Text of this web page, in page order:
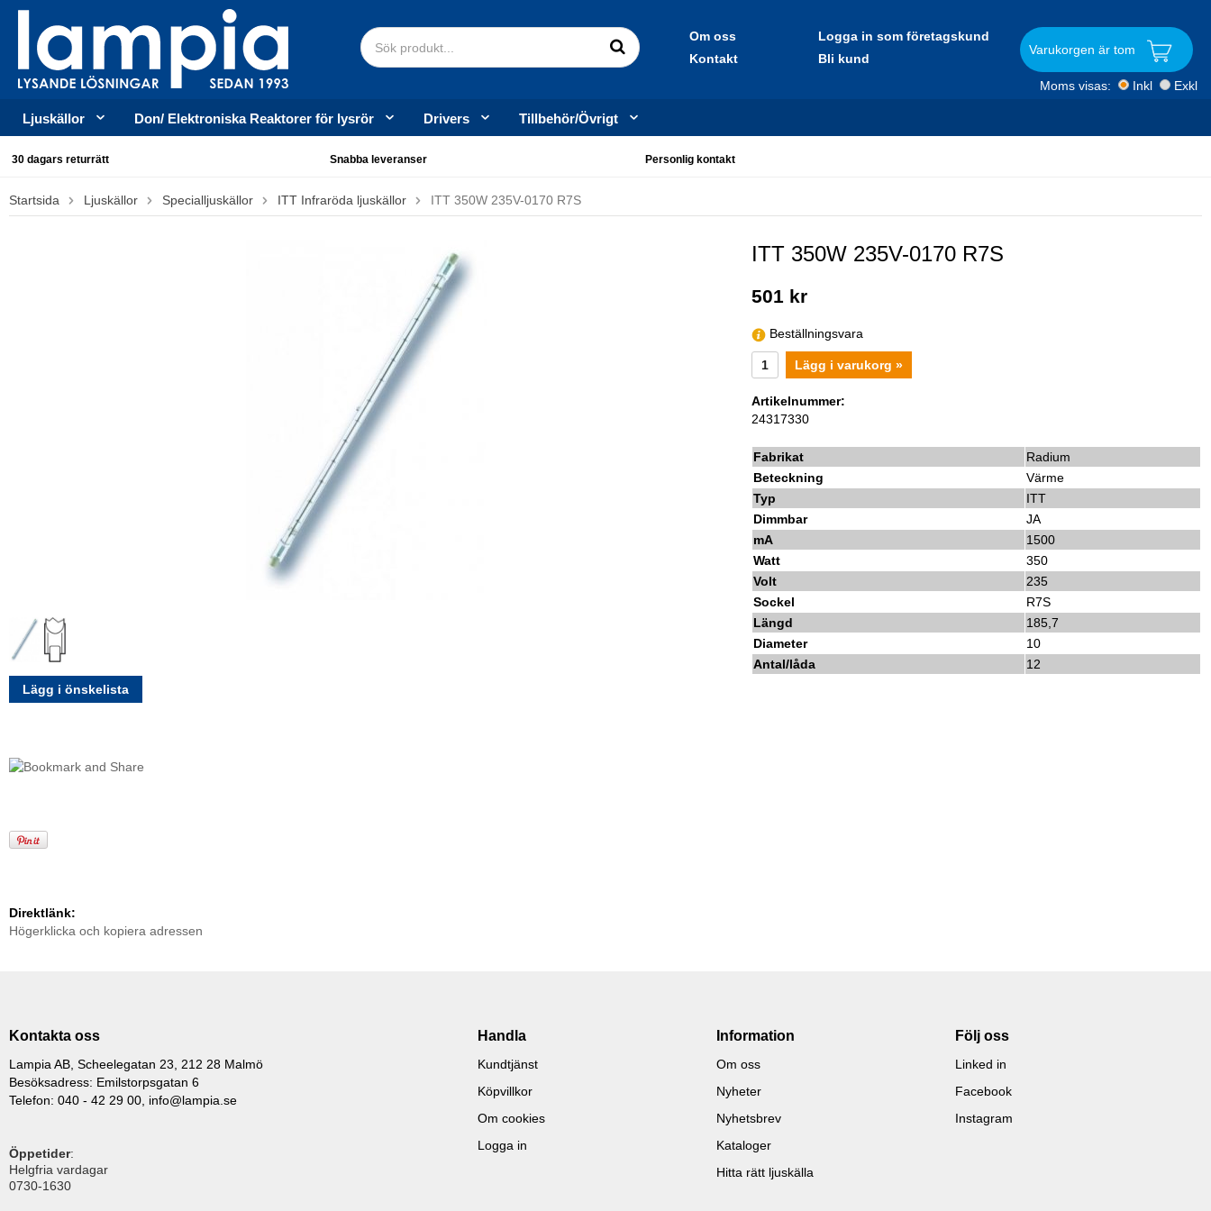
Om oss
Kontakt
Logga in som företagskund
Bli kund
Varukorgen är tom
Moms visas: Inkl Exkl
Ljuskällor Don/ Elektroniska Reaktorer för lysrör Drivers Tillbehör/Övrigt
30 dagars returrätt Snabba leveranser Personlig kontakt
Startsida Ljuskällor Specialljuskällor ITT Infraröda ljuskällor ITT 350W 235V-0170 R7S
Lägg i önskelista
Direktlänk:
Högerklicka och kopiera adressen
ITT 350W 235V-0170 R7S
501 kr
Beställningsvara
Lägg i varukorg »
Artikelnummer:
24317330
Fabrikat
Radium
Beteckning
Värme
Typ
ITT
Dimmbar
JA
mA
1500
Watt
350
Volt
235
Sockel
R7S
Längd
185,7
Diameter
10
Antal/låda
12
Kontakta oss
Lampia AB, Scheelegatan 23, 212 28 Malmö
Besöksadress: Emilstorpsgatan 6
Telefon: 040 - 42 29 00, info@lampia.se
Öppetider:
Helgfria vardagar
0730-1630
Handla
Kundtjänst
Köpvillkor
Om cookies
Logga in
Information
Om oss
Nyheter
Nyhetsbrev
Kataloger
Hitta rätt ljuskälla
Följ oss
Linked in
Facebook
Instagram